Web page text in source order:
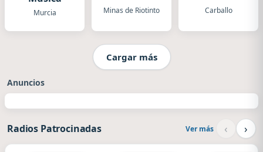
Murcia Minas de Riotinto Carballo
Cargar más
Anuncios
Radios Patrocinadas Ver más ‹ ›